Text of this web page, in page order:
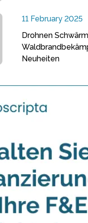
11 February 2025
Drohnen
Neuheiten